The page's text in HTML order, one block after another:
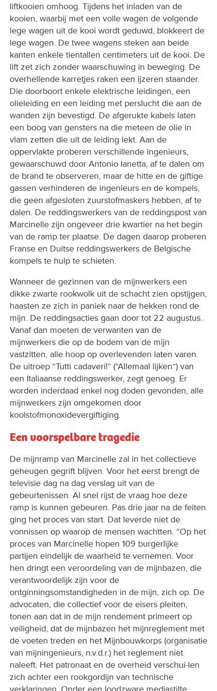
liftkooien omhoog. Tijdens het inladen van de
kooien, waarbij met een volle wagen de volgende
lege wagen uit de kooi wordt geduwd, blokkeert de
lege wagen. De twee wagens steken aan beide
kanten enkele tientallen centimeters uit de kooi. De
lift zet zich zonder waarschuwing in beweging. De
overhellende karretjes raken een ijzeren staander.
Die doorboort enkele elektrische leidingen, een
olieleiding en een leiding met perslucht die aan de
wanden zijn bevestigd. De afgerukte kabels laten
een boog van gensters na die meteen de olie in
vlam zetten die uit de leiding lekt. Aan de
oppervlakte proberen verschillende ingenieurs,
gewaarschuwd door Antonio Ianetta, af te dalen om
de brand te observeren, maar de hitte en de giftige
gassen verhinderen de ingenieurs en de kompels,
die geen afgesloten zuurstofmaskers hebben, af te
dalen. De reddingswerkers van de reddingspost van
Marcinelle zijn ongeveer drie kwartier na het begin
van de ramp ter plaatse. De dagen daarop proberen
Franse en Duitse reddingswerkers de Belgische
kompels te hulp te schieten.
Wanneer de gezinnen van de mijnwerkers een
dikke zwarte rookwolk uit de schacht zien opstijgen,
haasten ze zich in paniek naar de hekken rond de
mijn. De reddingsacties gaan door tot 22 augustus.
Vanaf dan moeten de verwanten van de
mijnwerkers die op de bodem van de mijn
vastzitten, alle hoop op overlevenden laten varen.
De uitroep “Tutti cadaveri!” (“Allemaal lijken”) van
een Italiaanse reddingswerker, zegt genoeg. Er
worden inderdaad enkel nog doden gevonden, alle
mijnwerkers zijn omgekomen door
koolstofmonoxidevergiftiging.
Een voorspelbare tragedie
De mijnramp van Marcinelle zal in het collectieve
geheugen gegrift blijven. Voor het eerst brengt de
televisie dag na dag verslag uit van de
gebeurtenissen. Al snel rijst de vraag hoe deze
ramp is kunnen gebeuren. Pas drie jaar na de feiten
ging het proces van start. Dat leverde niet de
vonnissen op waarop de mensen wachtten. “Op het
proces van Marcinelle hopen 109 burgerlijke
partijen eindelijk de waarheid te vernemen. Voor
hen dringt een veroordeling van de mijnbazen, die
verantwoordelijk zijn voor de
ontginningsomstandigheden in de mijn, zich op. De
advocaten, die collectief voor de eisers pleiten,
tonen aan dat in de mijn rendement primeert op
veiligheid, dat de mijnbazen het mijnreglement met
de voeten treden en het Mijnbouwkorps (organisatie
van mijningenieurs, n.v.d.r.) het reglement niet
naleeft. Het patronaat en de overheid verschui-len
zich achter een rookgordijn van technische